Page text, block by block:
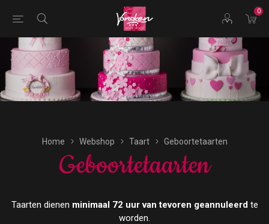
0
Bestellingen voor morgen kunnen vandaag uiterlijk tot
17:00 uur worden geplaatst.
Home Webshop Taart Geboortetaarten
Geboortetaarten
Taarten dienen minimaal 72 uur van tevoren geannuleerdte
worden.